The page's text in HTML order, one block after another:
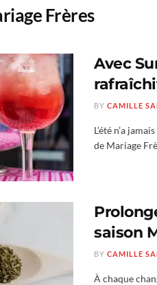
Frères
Avec
BY CAMILLE
L’été n’a
de Mariage
saison
BY CAMILLE
À chaque